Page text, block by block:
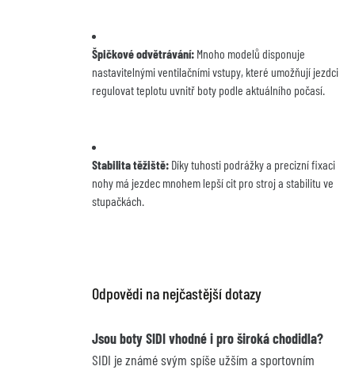
Špičkové odvětrávání: Mnoho modelů disponuje
nastavitelnými ventilačními vstupy, které umožňují jezdci
regulovat teplotu uvnitř boty podle aktuálního počasí.
Stabilita těžiště: Díky tuhosti podrážky a precizní fixaci
nohy má jezdec mnohem lepší cit pro stroj a stabilitu ve
stupačkách.
Odpovědi na nejčastější dotazy
Jsou boty SIDI vhodné i pro široká chodidla?
SIDI je známé svým spíše užším a sportovním